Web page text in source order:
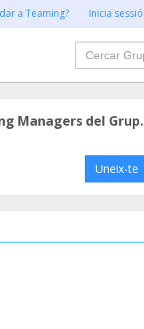
a Teaming? Inicia sessió
Cercar
Managers del Grup.
Uneix-te